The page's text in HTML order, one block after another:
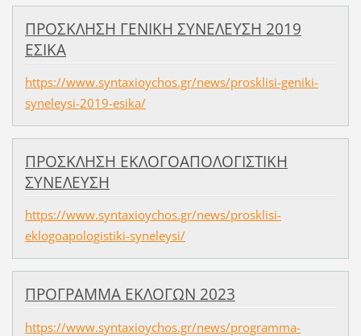
ΠΡΟΣΚΛΗΣΗ ΓΕΝΙΚΗ ΣΥΝΕΛΕΥΣΗ 2019
ΕΣΙΚΑ
https://www.syntaxioychos.gr/news/prosklisi-geniki-
syneleysi-2019-esika/
ΠΡΟΣΚΛΗΣΗ ΕΚΛΟΓΟΑΠΟΛΟΓΙΣΤΙΚΗ
ΣΥΝΕΛΕΥΣΗ
https://www.syntaxioychos.gr/news/prosklisi-
eklogoapologistiki-syneleysi/
ΠΡΟΓΡΑΜΜΑ ΕΚΛΟΓΩΝ 2023
https://www.syntaxioychos.gr/news/programma-